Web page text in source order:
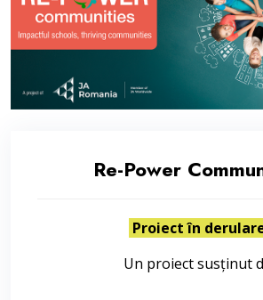
Re-Power
Proiect în
Un proiect susținut